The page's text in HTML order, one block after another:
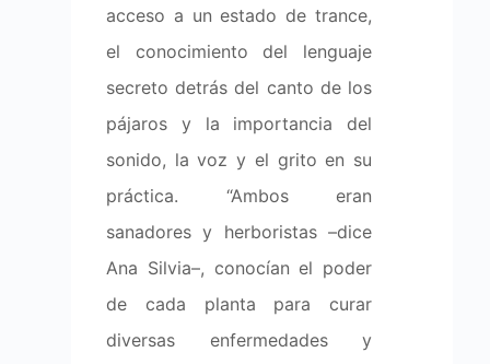
acceso a un estado de trance,
el conocimiento del lenguaje
secreto detrás del canto de los
pájaros y la importancia del
sonido, la voz y el grito en su
práctica. “Ambos eran
sanadores y herboristas –dice
Ana Silvia–, conocían el poder
de cada planta para curar
diversas enfermedades y